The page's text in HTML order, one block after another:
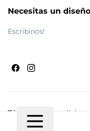
Necesitas un
Escribinos!
© 2026 Maldito
Términos y